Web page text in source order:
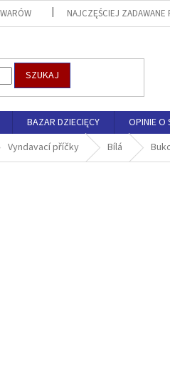
NAJCZĘŚCIEJ ZADAWANE
SZUKAJ
BAZAR DZIECIĘCY OPINIE O
Vyndavací příčky Bílá